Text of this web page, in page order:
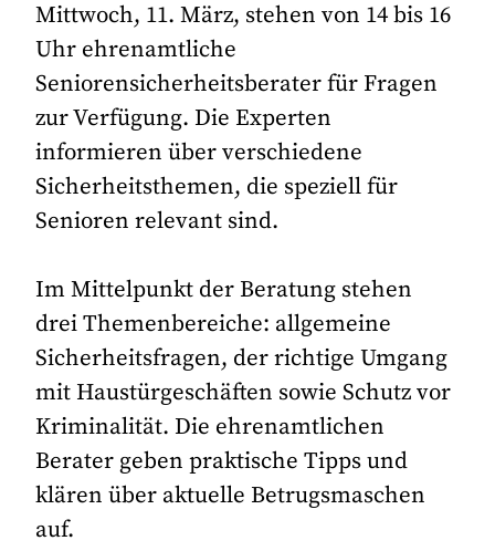
Mittwoch, 11. März, stehen von 14 bis 16
Uhr ehrenamtliche
Seniorensicherheitsberater für Fragen
zur Verfügung. Die Experten
informieren über verschiedene
Sicherheitsthemen, die speziell für
Senioren relevant sind.
Im Mittelpunkt der Beratung stehen
drei Themenbereiche: allgemeine
Sicherheitsfragen, der richtige Umgang
mit Haustürgeschäften sowie Schutz vor
Kriminalität. Die ehrenamtlichen
Berater geben praktische Tipps und
klären über aktuelle Betrugsmaschen
auf.